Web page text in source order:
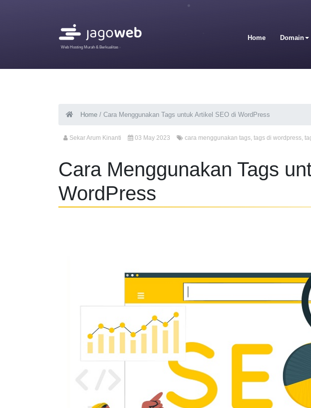
Web Hosting Murah & Berkualitas
Home Domain
Home / Cara Menggunakan Tags untuk Artikel SEO di WordPress
Sekar Arum Kinanti 03 May 2023 cara menggunakan tags, tags di wordpress,
Cara Menggunakan Tags
WordPress